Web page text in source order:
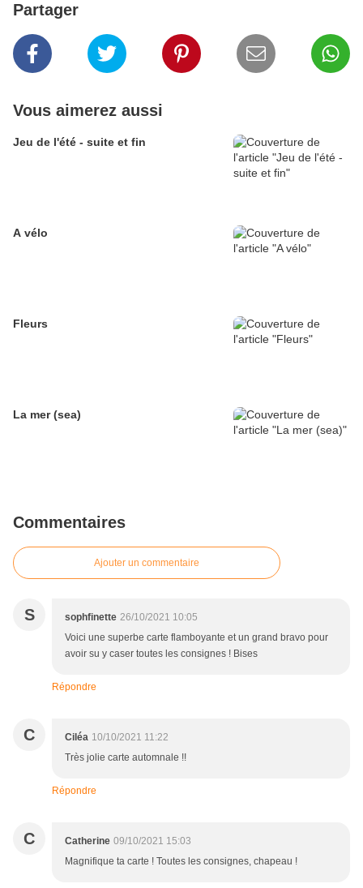
Partager
Vous aimerez aussi
Jeu de l'été - suite et fin
A vélo
Fleurs
La mer (sea)
Commentaires
Ajouter un commentaire
S sophfinette 26/10/2021 10:05
Voici une superbe carte flamboyante et un grand bravo pour
avoir su y caser toutes les consignes ! Bises
Répondre
C Ciléa 10/10/2021 11:22
Très jolie carte automnale !!
Répondre
C Catherine 09/10/2021 15:03
Magnifique ta carte ! Toutes les consignes, chapeau !